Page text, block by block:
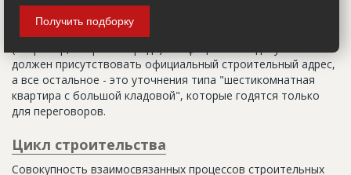
указанный в правоустанавливающих документах. Иногда
строительные организации делают свои добавления
должен присутствовать официальный строительный адрес,
а все остальное - это уточнения типа "шестикомнатная
квартира с большой кладовой", которые годятся только
для переговоров.
Цикл строительства
Совокупность взаимосвязанных процессов строительных
Получить подборку